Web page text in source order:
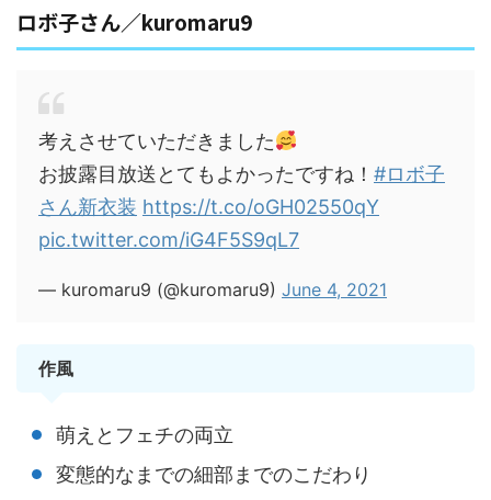
ロボ子さん／kuromaru9
考えさせていただきました
お披露目放送とてもよかったですね！ #ロボ子
さん新衣装 https://t.co/oGH02550qY
pic.twitter.com/iG4F5S9qL7
— kuromaru9 (@kuromaru9) June 4, 2021
作風
萌えとフェチの両立
変態的なまでの細部までのこだわり